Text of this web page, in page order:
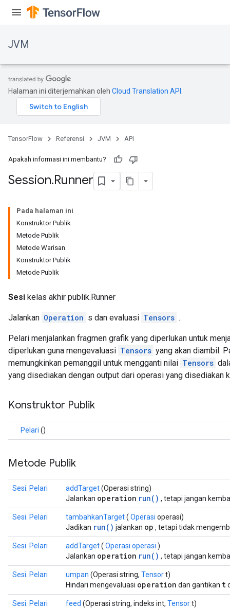
JVM
Halaman ini diterjemahkan oleh Cloud Translation API
TensorFlow Referensi JVM API
Apakah informasi ini membantu?
Session.Runner
Pada halaman ini
Konstruktor Publik
Metode Publik
Metode Warisan
Konstruktor Publik
Metode Publik
Sesi kelas akhir publik.Runner
Jalankan Operation s dan evaluasi Tensors .
Pelari menjalankan fragmen grafik yang diperlukan untuk
diperlukan guna mengevaluasi Tensors yang akan diambil.
memungkinkan pemanggil untuk mengganti nilai Tensors
yang disediakan dengan output dari operasi yang disediakan
Konstruktor Publik
Pelari ()
Metode Publik
Sesi. Pelari addTarget(Operasi string)
Jalankan operation run() , tetapi jangan
Sesi. Pelari tambahkanTarget( Operasi operasi)
Jadikan run() jalankan op , tetapi tidak
Sesi. Pelari addTarget( Operasi operasi )
Jalankan operation run() , tetapi jangan
Sesi. Pelari umpan (Operasi string, Tensort)
Hindari mengevaluasi operation dan gantikan t
Sesi. Pelari feed (Operasi string, indeks int, Tensort)